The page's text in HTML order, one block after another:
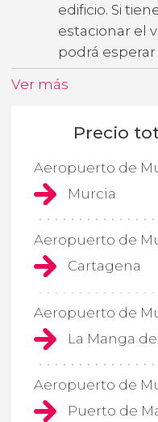
edificio. Si
estacionar el
podrá
Ver más
Precio
Aeropuerto de
Murcia
Aeropuerto de
Cartagena
Aeropuerto de
La Manga
Aeropuerto de
Puerto de